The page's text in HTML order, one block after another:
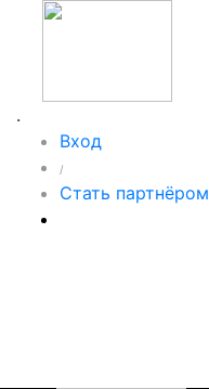
.
Вход
/
Стать партнёром